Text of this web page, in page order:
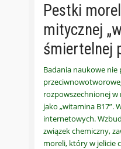
Pestki
mitycznej
śmiertelnej
Badania naukowe
rozpowszechnionej
jako „witamina B17”.
internetowych.
związek chemiczny,
moreli, który w jelicie